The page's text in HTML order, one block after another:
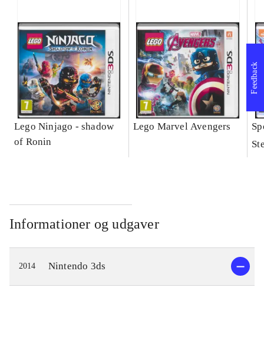
Lego Ninjago - shadow
of Ronin
Lego Marvel Avengers
Informationer og udgaver
2014 Nintendo 3ds
Feedback